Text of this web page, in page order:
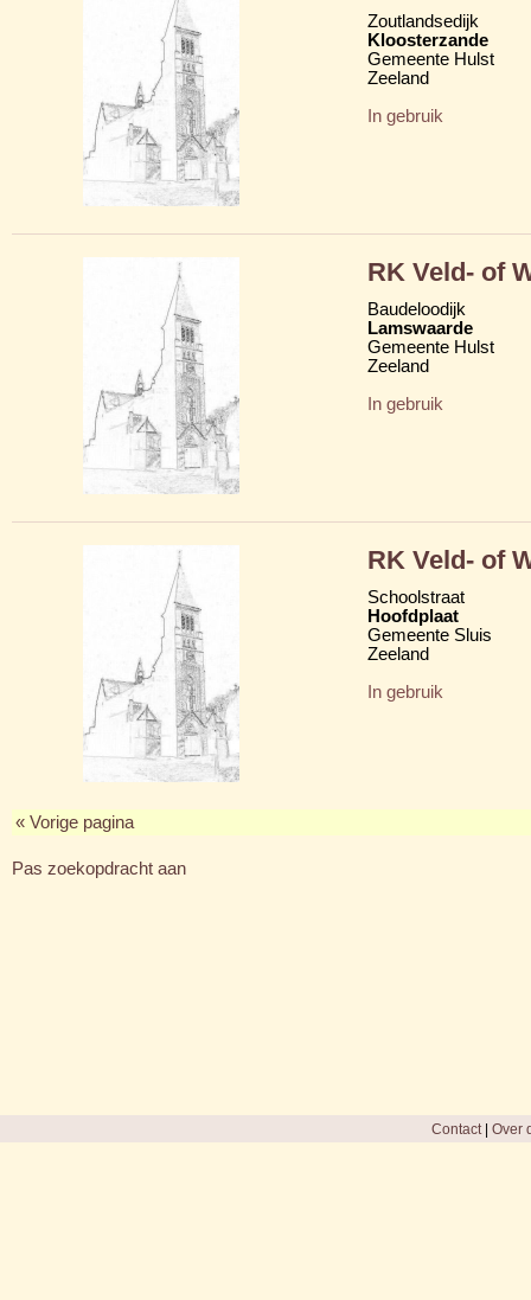
Zoutlandsedijk
Kloosterzande
Gemeente Hulst
Zeeland
In gebruik
RK Veld- of
Baudeloodijk
Lamswaarde
Gemeente Hulst
Zeeland
In gebruik
RK Veld- of
Schoolstraat
Hoofdplaat
Gemeente Sluis
Zeeland
In gebruik
« Vorige pagina
Pas zoekopdracht aan
Contact| Over